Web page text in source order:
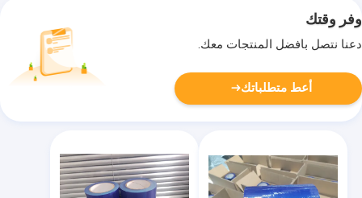
وفر وقتك
دعنا نتصل بأفضل المنتجات معك.
أعط متطلباتك